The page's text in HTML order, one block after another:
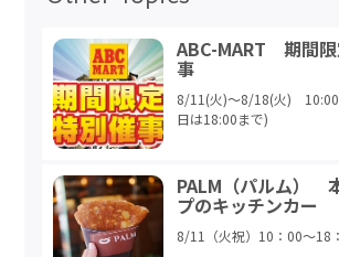
ABC-MART 期間
事
8/11(火)～8/18(火)
日は18:00まで)
PALM（パルム）
プのキッチンカー
8/11（火祝）10：00～18